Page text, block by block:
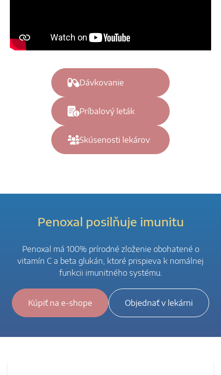
Dávkovanie
Príbalový leták
Skúsenosti lekárov
Penoxal posilňuje imunitu
Penoxal má 100% prírodné zloženie obohatené o
vitamín C a beta glukán, ktoré prispieva k nomálnej
funkcii imunitného systému.
Kúpiť na e-shope Objednať v lekárni